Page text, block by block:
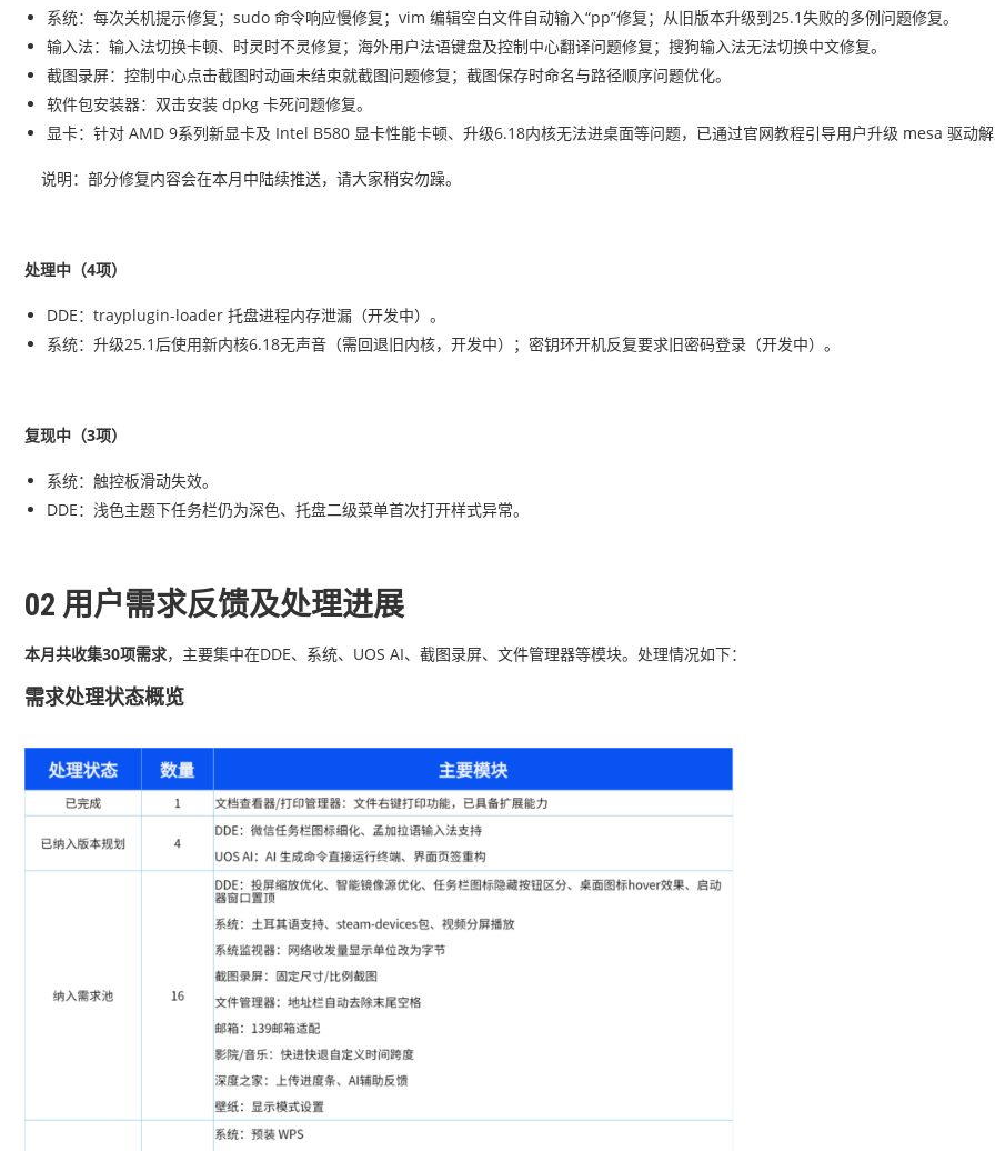
系统：每次关机提示修复；sudo 命令响应慢修复；vim 编辑空白文件自动输入“pp”修复；从旧版本升级到25.1失败的多例问题修复。
输入法：输入法切换卡顿、时灵时不灵修复；海外用户法语键盘及控制中心翻译问题修复；搜狗输入法无法切换中文修复。
截图录屏：控制中心点击截图时动画未结束就截图问题修复；截图保存时命名与路径顺序问题优化。
软件包安装器：双击安装 dpkg 卡死问题修复。
显卡：针对 AMD 9系列新显卡及 Intel B580 显卡性能卡顿、升级6.18内核无法进桌面等问题，已通过官网教程引导用户升级 mesa 驱动
说明：部分修复内容会在本月中陆续推送，请大家稍安勿躁。
处理中（4项）
DDE：trayplugin-loader 托盘进程内存泄漏（开发中）。
系统：升级25.1后使用新内核6.18无声音（需回退旧内核，开发中）；密钥环开机反复要求旧密码登录（开发中）。
复现中（3项）
系统：触控板滑动失效。
DDE：浅色主题下任务栏仍为深色、托盘二级菜单首次打开样式异常。
02 用户需求反馈及处理进展
本月共收集30项需求，主要集中在DDE、系统、UOS AI、截图录屏、文件管理器等模块。处理情况如下：
需求处理状态概览